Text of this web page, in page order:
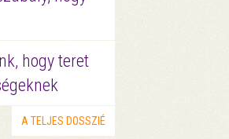
hogy teret
A TELJES DOSSZIÉ